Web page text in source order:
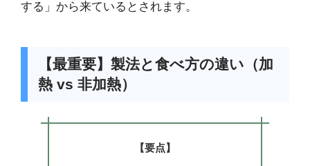
する」から来ているとされます。
【最重要】製法と食べ方の違い（加
熱 vs 非加熱）
【要点】